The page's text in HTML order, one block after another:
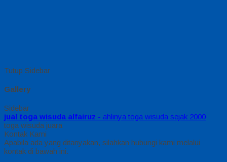
Tutup Sidebar
Gallery
Sidebar
jual toga wisuda alfairuz - ahlinya toga wisuda sejak 2000
toga wisuda juara
Kontak Kami
Apabila ada yang ditanyakan, silahkan hubungi kami melalui
kontak di bawah ini.